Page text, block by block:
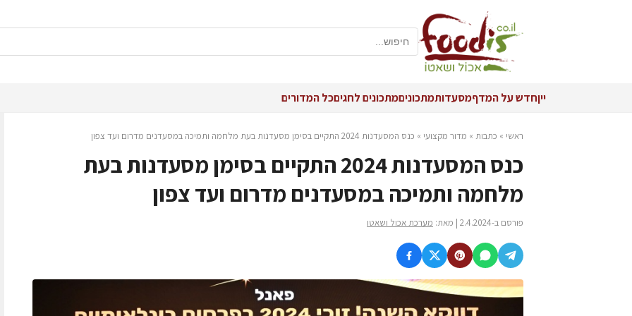
ייןחדש על המדףמסעדותמתכוניםמתכונים לחגיםכל המדורים
ראשי » כתבות » מדור מקצועי » כנס המסעדנות 2024 התקיים בסימן מסעדנות בעת מלחמה ותמיכה במסעדנים מדרום ועד צפון
כנס המסעדנות 2024 התקיים בסימן מסעדנות בעת
מלחמה ותמיכה במסעדנים מדרום ועד צפון
פורסם ב-2.4.2024 | מאת: מערכת אכול ושאטו